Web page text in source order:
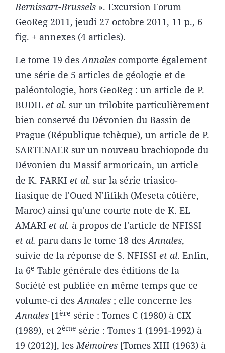
Bernissart-Brussels ». Excursion Forum
GeoReg 2011, jeudi 27 octobre 2011, 11 p., 6
fig. + annexes (4 articles).
Le tome 19 desAnnales comporte également
une série de 5 articles de géologie et de
paléontologie, hors GeoReg : un article de P.
BUDIL et al. sur un trilobite particulièrement
bien conservé du Dévonien du Bassin de
Prague (République tchèque), un article de P.
SARTENAER sur un nouveau brachiopode du
Dévonien du Massif armoricain, un article
de K. FARKI et al. sur la série triasico-
liasique de l'Oued N'fifikh (Meseta côtière,
Maroc) ainsi qu'une courte note de K. EL
AMARI et al. à propos de l'article de NFISSI
et al. paru dans le tome 18 desAnnales,
suivie de la réponse de S. NFISSI et al. Enfin,
la 6e Table générale des éditions de la
Société est publiée en même temps que ce
volume-ci desAnnales ; elle concerne les
Annales [1ère série : Tomes C (1980) à CIX
(1989), et 2ème série : Tomes 1 (1991-1992) à
19 (2012)], lesMémoires [Tomes XIII (1963) à